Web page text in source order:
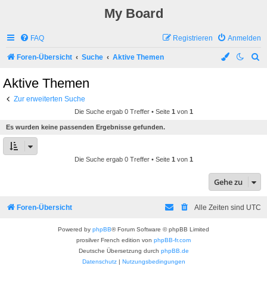
My Board
FAQ Anmelden
Registrieren
Foren-Übersicht Suche Aktive Themen
Aktive Themen
Zur erweiterten Suche
Die Suche ergab 0 Treffer • Seite 1von 1
Es wurden keine passenden Ergebnisse gefunden.
Die Suche ergab 0 Treffer • Seite 1von 1
Gehe zu
Foren-Übersicht Alle Zeiten sind UTC
Powered by phpBB® Forum Software © phpBB Limited
prosilver French edition von phpBB-fr.com
Deutsche Übersetzung durch phpBB.de
Datenschutz| Nutzungsbedingungen